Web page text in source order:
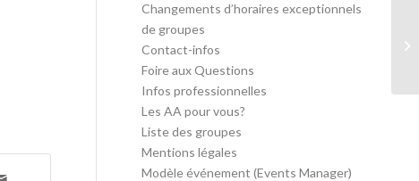
Changements d’horaires exceptionnels
de groupes
Contact-infos
Foire aux Questions
Infos professionnelles
Les AA pour vous?
Liste des groupes
Mentions légales
Modèle événement (Events Manager)